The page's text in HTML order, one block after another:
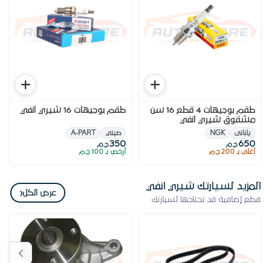
طقم بوجيهات 4 قطع 16 سن
مشقوق شيري انفي
يابانى NGK
650ج.م
أغلى بـ 200 ج.م
طقم بوجيهات 16 شيري انفي
صيني A-PART
350ج.م
أرخص بـ 100 ج.م
المزيد لسيارتك شيري انفي
قطع إضافية قد تحتاجها لسيارتك
عرض الكل‹